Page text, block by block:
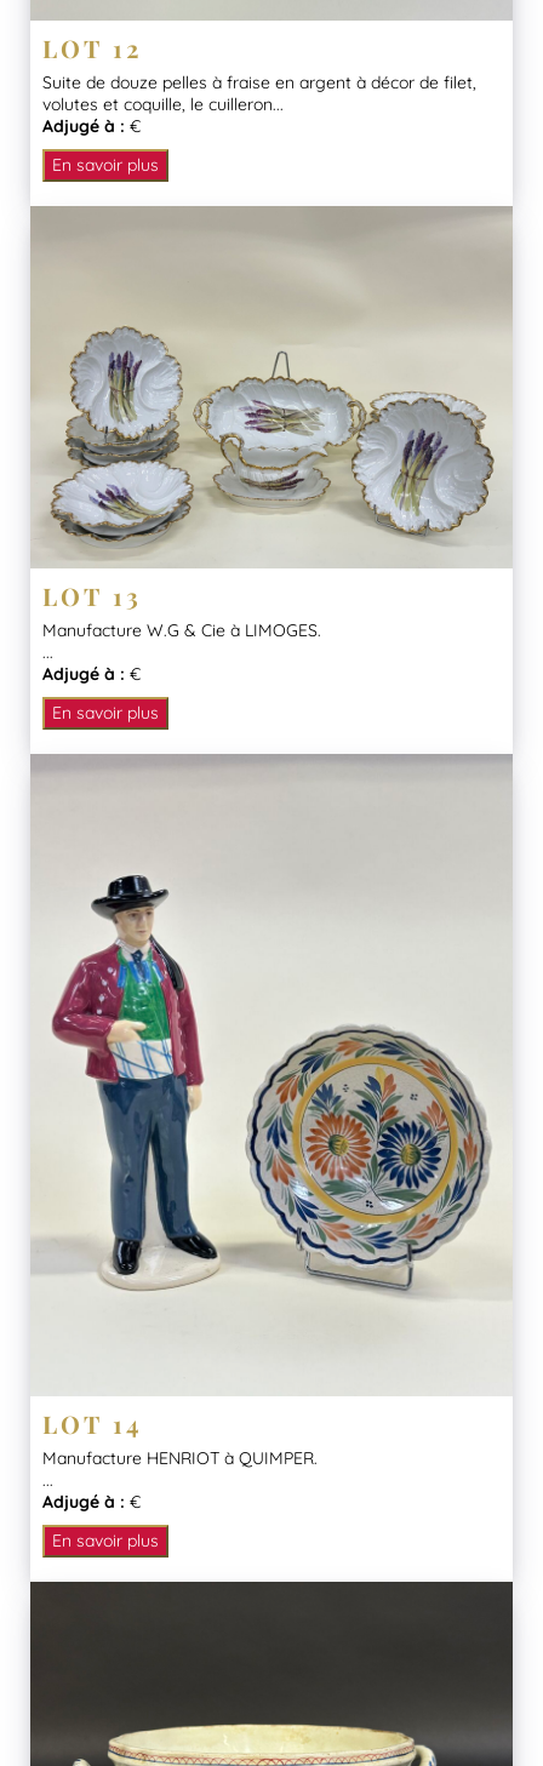
LOT 12
Suite de douze pelles à fraise en argent à décor de filet,
volutes et coquille, le cuilleron...
Adjugé à : €
En savoir plus
LOT 13
Manufacture W.G & Cie à LIMOGES.
...
Adjugé à : €
En savoir plus
LOT 14
Manufacture HENRIOT à QUIMPER.
...
Adjugé à : €
En savoir plus